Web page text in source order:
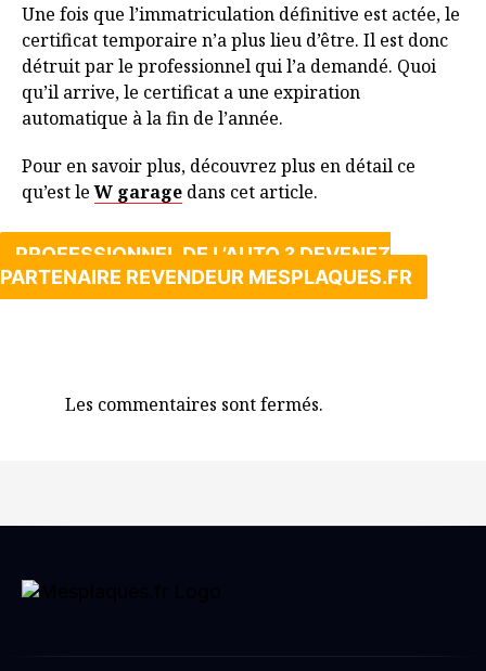
Une fois que l’immatriculation définitive est actée, le
certificat temporaire n’a plus lieu d’être. Il est donc
détruit par le professionnel qui l’a demandé. Quoi
qu’il arrive, le certificat a une expiration
automatique à la fin de l’année.
Pour en savoir plus, découvrez plus en détail ce
qu’est leW garage dans cet article.
PROFESSIONNEL DE L’AUTO ? DEVENEZ
PARTENAIRE REVENDEUR MESPLAQUES.FR
Les commentaires sont fermés.